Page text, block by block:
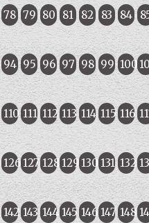
78 79 80 81 82 83 84
94 95 96 97 98 99 100
110 111 112 113 114 115 116
126 127 128 129130 131 132
142 143 144 145 146 147 148